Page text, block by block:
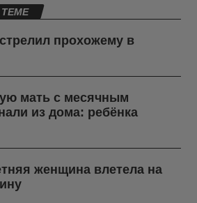
прохожему в
мать с месячным
из дома: ребёнка
женщина влетела на